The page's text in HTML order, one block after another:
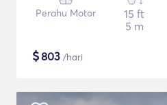
Perahu Motor
15 ft
5 m
$803 /hari